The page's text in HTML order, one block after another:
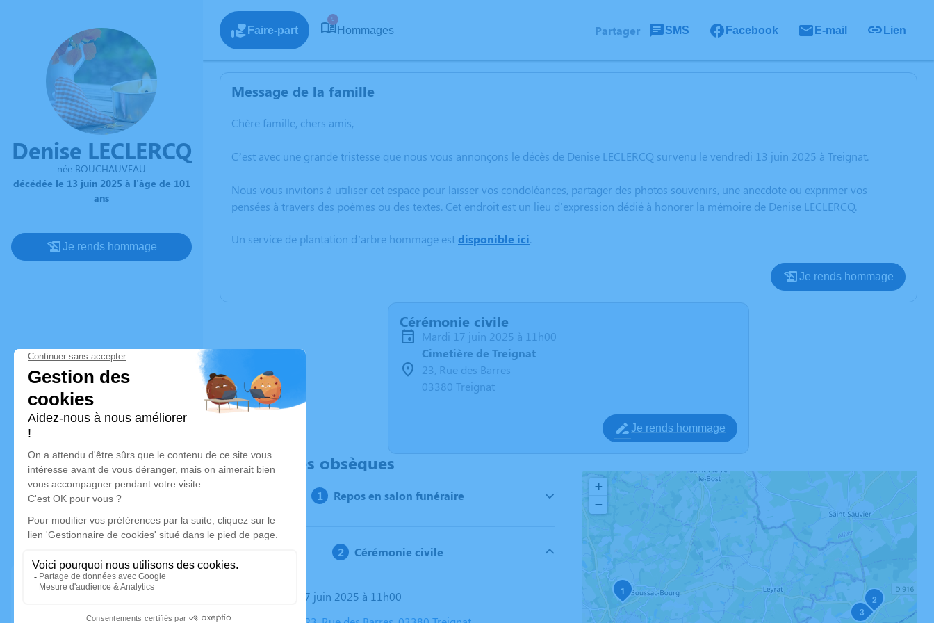
Denise LECLERCQ
née BOUCHAUVEAU
décédée le 13 juin 2025 à l'âge de 101
ans
Je rends hommage
Faire-part
9
Hommages Partager SMS Facebook E-mail Lien
Message de la famille
Chère famille, chers amis,
C’est avec une grande tristesse que nous vous annonçons le décès de Denise LECLERCQ survenu le vendredi 13 juin 2025 à Treignat.
Nous vous invitons à utiliser cet espace pour laisser vos condoléances, partager des photos souvenirs, une anecdote ou exprimer vos
pensées à travers des poèmes ou des textes. Cet endroit est un lieu d'expression dédié à honorer la mémoire de Denise LECLERCQ.
Un service de plantation d’arbre hommage estdisponible ici.
Je rends hommage
Cérémonie civile
mardi 17 juin 2025 à 11h00
Cimetière de Treignat
23, Rue des Barres
03380 Treignat
Je rends hommage
Déroulé des obsèques
Repos en salon funéraire
Cérémonie civile
Le mardi 17 juin 2025 à 11h00
1
2
3
+
−